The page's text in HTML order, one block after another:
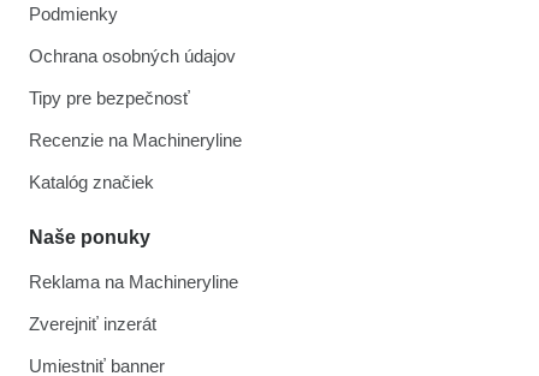
Podmienky
Ochrana osobných údajov
Tipy pre bezpečnosť
Recenzie na Machineryline
Katalóg značiek
Naše ponuky
Reklama na Machineryline
Zverejniť inzerát
Umiestniť banner